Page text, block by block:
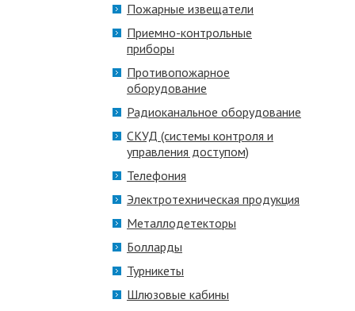
Пожарные извещатели
Приемно-контрольные
приборы
Противопожарное
оборудование
Радиоканальное оборудование
СКУД (системы контроля и
управления доступом)
Телефония
Электротехническая продукция
Металлодетекторы
Болларды
Турникеты
Шлюзовые кабины